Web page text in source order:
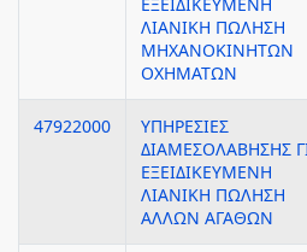
ΛΙΑΝΙΚΗ ΠΩΛΗΣΗ
ΜΗΧΑΝΟΚΙΝΗΤΩΝ
ΟΧΗΜΑΤΩΝ
47922000
ΥΠΗΡΕΣΙΕΣ
ΔΙΑΜΕΣΟΛΑΒΗΣΗΣ
ΕΞΕΙΔΙΚΕΥΜΕΝΗ
ΛΙΑΝΙΚΗ ΠΩΛΗΣΗ
ΑΛΛΩΝ ΑΓΑΘΩΝ